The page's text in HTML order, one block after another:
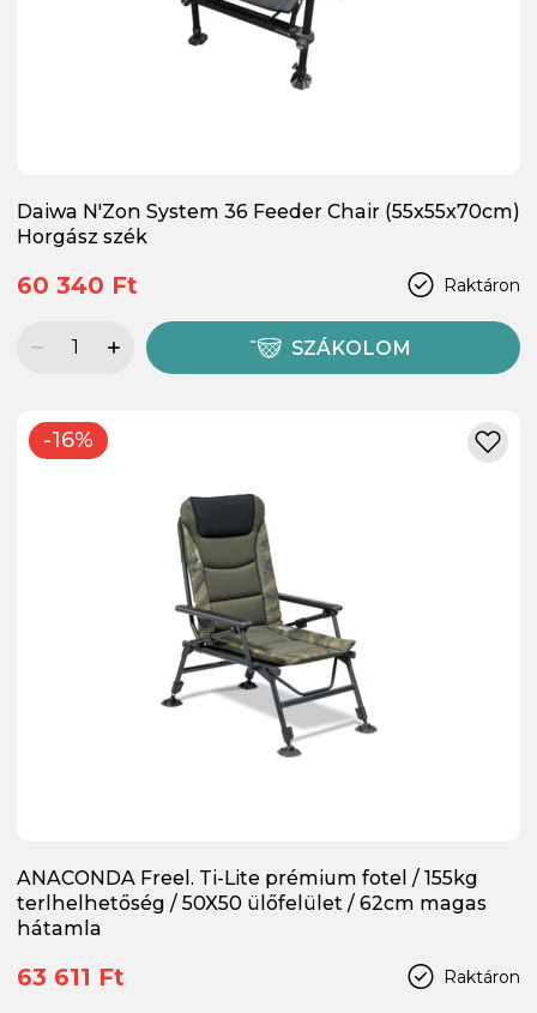
Daiwa N'Zon System 36 Feeder Chair (55x55x70cm)
Horgász szék
Raktáron
60 340 Ft
SZÁKOLOM
-16%
ANACONDA Freel. Ti-Lite prémium fotel / 155kg
terlhelhetőség / 50X50 ülőfelület / 62cm magas
hátamla
Raktáron
63 611 Ft